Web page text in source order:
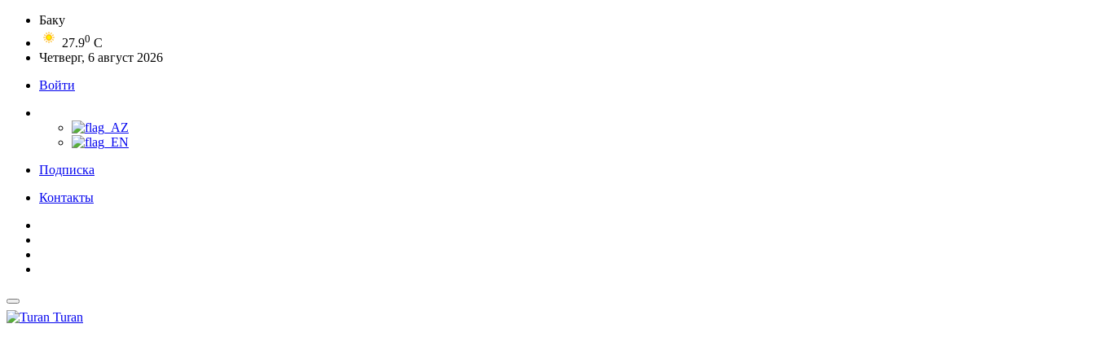
Баку
27.90 C
Четверг, 6 август 2026
Войти
Подписка
Контакты
Turan